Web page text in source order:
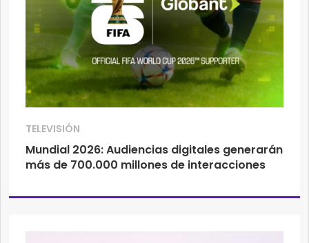
TELEVISIÓN
Mundial 2026: Audiencias digitales generarán
más de 700.000 millones de interacciones